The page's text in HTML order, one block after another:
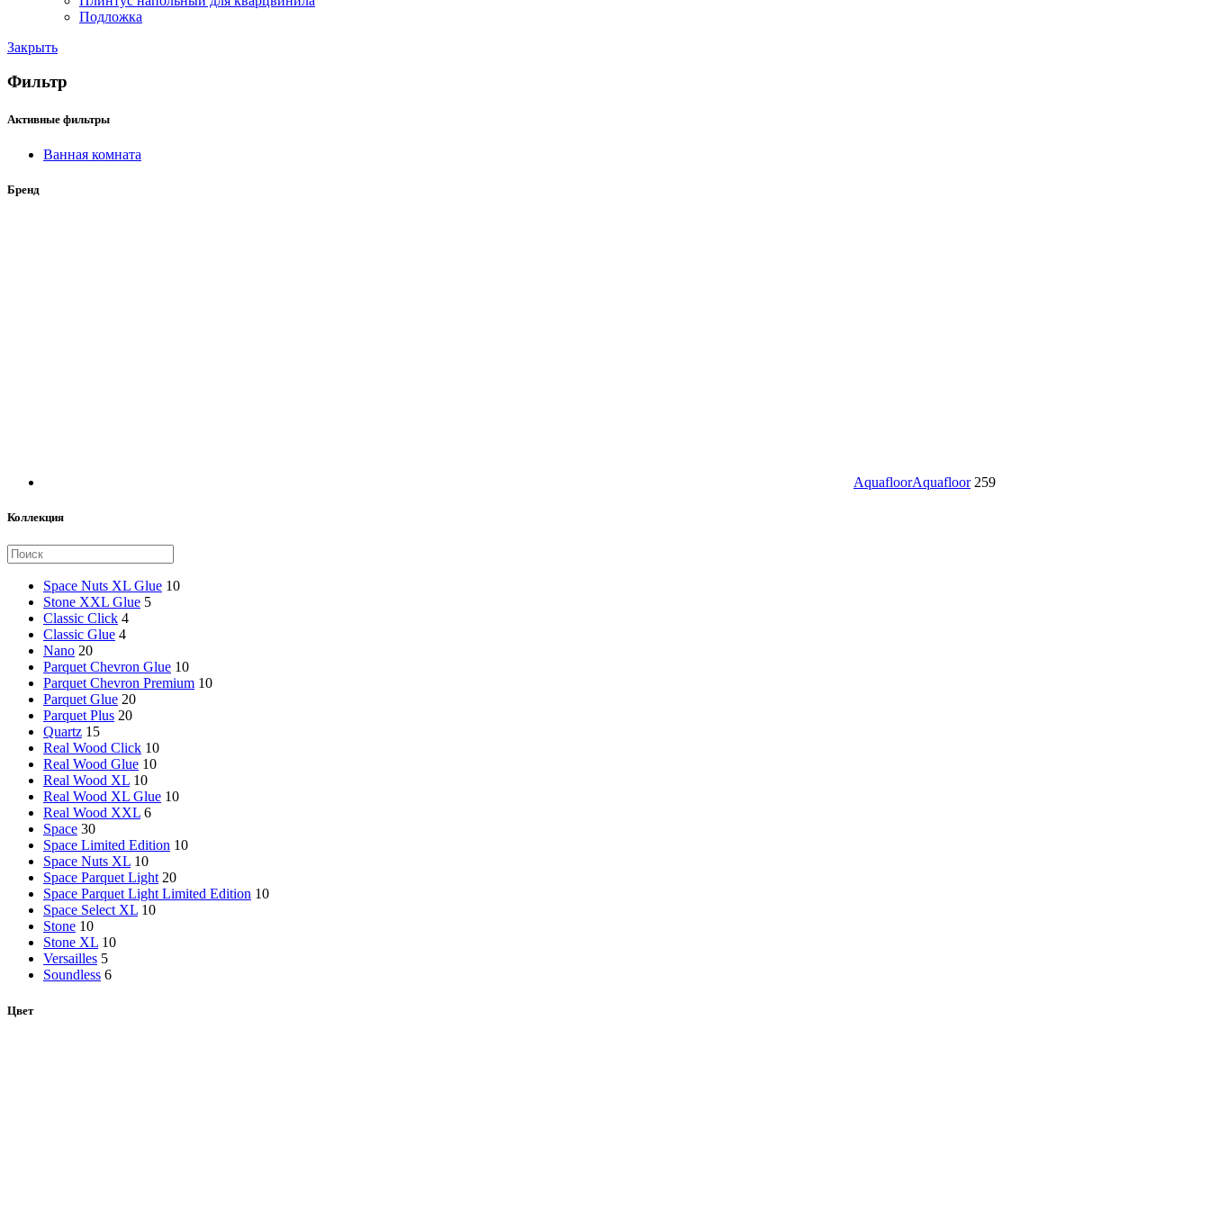
Подложка
Закрыть
Фильтр
Активные фильтры
Ванная комната
Бренд
AquafloorAquafloor 259
Коллекция
Space Nuts XL Glue 10
Stone XXL Glue 5
Classic Click 4
Classic Glue 4
Nano 20
Parquet Chevron Glue 10
Parquet Chevron Premium 10
Parquet Glue 20
Parquet Plus 20
Quartz 15
Real Wood Click 10
Real Wood Glue 10
Real Wood XL 10
Real Wood XL Glue 10
Real Wood XXL 6
Space 30
Space Limited Edition 10
Space Nuts XL 10
Space Parquet Light 20
Space Parquet Light Limited Edition 10
Space Select XL 10
Stone 10
Stone XL 10
Versailles 5
Soundless 6
Цвет